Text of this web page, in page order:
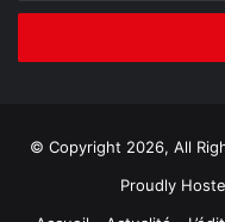
adresse
© Copyright 2026, All
Proudly